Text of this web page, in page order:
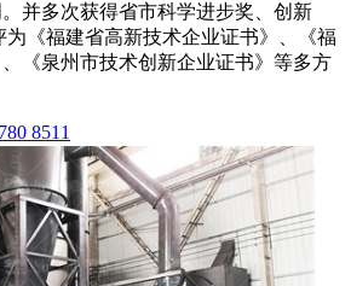
并多次获得省市科学进步奖、创新
为《福建省高新技术企业证书》、《福
《泉州市技术创新企业证书》等多方
8511